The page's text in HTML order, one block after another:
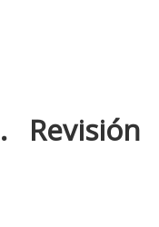
. Revisión